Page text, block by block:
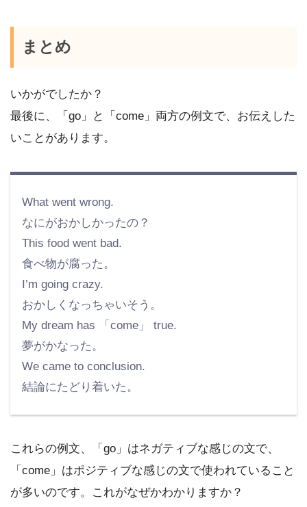
まとめ
いかがでしたか？
最後に、「go」と「come」両方の例文で、お伝えした
いことがあります。
What went wrong.
なにがおかしかったの？
This food went bad.
食べ物が腐った。
I’m going crazy.
おかしくなっちゃいそう。
My dream has 「come」 true.
夢がかなった。
We came to conclusion.
結論にたどり着いた。
これらの例文、「go」はネガティブな感じの文で、
「come」はポジティブな感じの文で使われていること
が多いのです。これがなぜかわかりますか？